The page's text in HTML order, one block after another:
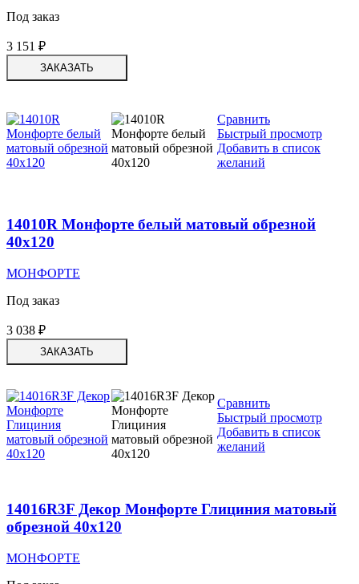
Под заказ
3 151 ₽
ЗАКАЗАТЬ
Сравнить
Быстрый просмотр
Добавить в список
желаний
14010R Монфорте белый матовый обрезной
40х120
МОНФОРТЕ
Под заказ
3 038 ₽
ЗАКАЗАТЬ
Сравнить
Быстрый просмотр
Добавить в список
желаний
14016R3F Декор Монфорте Глициния матовый
обрезной 40х120
МОНФОРТЕ